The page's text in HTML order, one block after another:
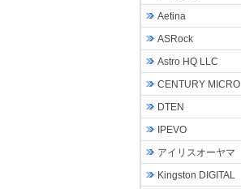
Aetina
ASRock
Astro HQ LLC
CENTURY MICRO
DTEN
IPEVO
アイリスオーヤマ
Kingston DIGITAL